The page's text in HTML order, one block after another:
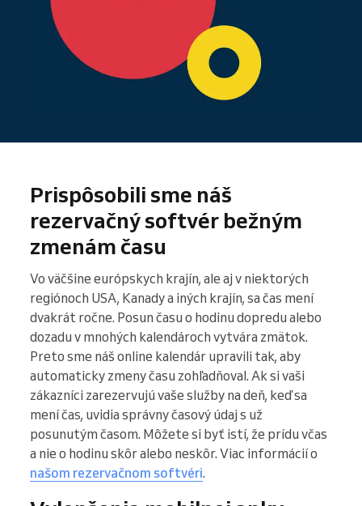
Prispôsobili sme náš
rezervačný softvér bežným
zmenám času
Vo väčšine európskych krajín, ale aj v niektorých
regiónoch USA, Kanady a iných krajín, sa čas mení
dvakrát ročne. Posun času o hodinu dopredu alebo
dozadu v mnohých kalendároch vytvára zmätok.
Preto sme náš online kalendár upravili tak, aby
automaticky zmeny času zohľadňoval. Ak si vaši
zákazníci zarezervujú vaše služby na deň, keď sa
mení čas, uvidia správny časový údaj s už
posunutým časom. Môžete si byť istí, že prídu včas
a nie o hodinu skôr alebo neskôr. Viac informácií o
našom rezervačnom softvéri.